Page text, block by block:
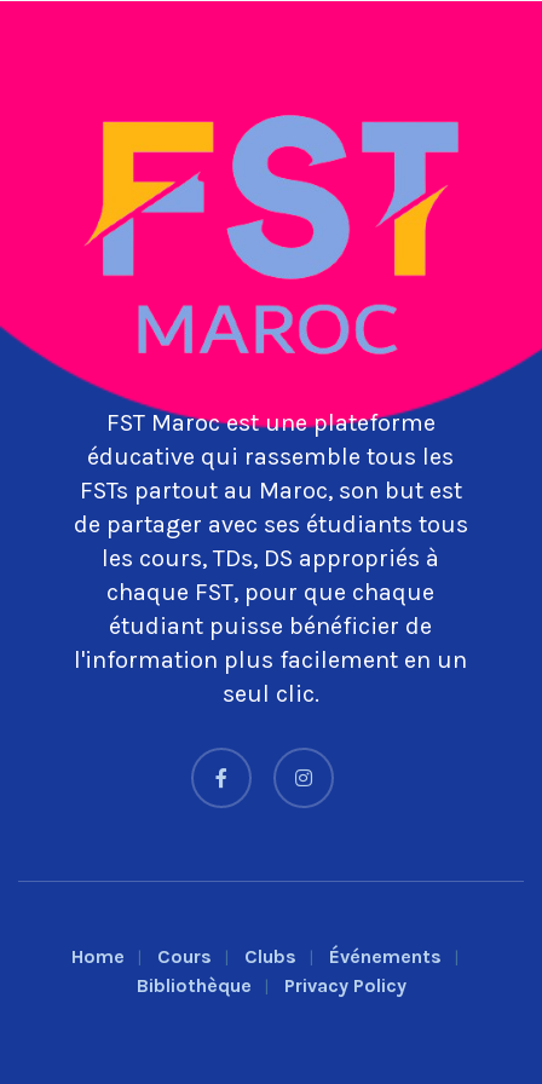
FST Maroc est une plateforme
éducative qui rassemble tous les
FSTs partout au Maroc, son but est
de partager avec ses étudiants tous
les cours, TDs, DS appropriés à
chaque FST, pour que chaque
étudiant puisse bénéficier de
l'information plus facilement en un
seul clic.
Home Cours Clubs
Événements
Bibliothèque
Privacy Policy